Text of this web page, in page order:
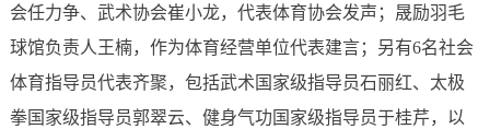
会任力争、武术协会崔小龙，代表体育协会发声；晟励羽毛
球馆负责人王楠，作为体育经营单位代表建言；另有6名社会
体育指导员代表齐聚，包括武术国家级指导员石丽红、太极
拳国家级指导员郭翠云、健身气功国家级指导员于桂芹，以